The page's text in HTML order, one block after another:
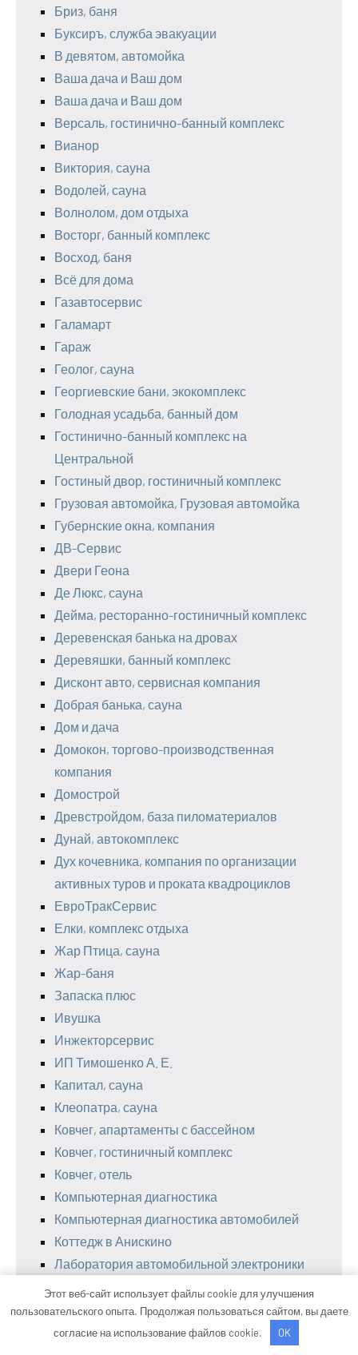
Бриз, баня
Буксиръ, служба эвакуации
В девятом, автомойка
Ваша дача и Ваш дом
Ваша дача и Ваш дом
Версаль, гостинично-банный комплекс
Вианор
Виктория, сауна
Водолей, сауна
Волнолом, дом отдыха
Восторг, банный комплекс
Восход, баня
Всё для дома
Газавтосервис
Галамарт
Гараж
Геолог, сауна
Георгиевские бани, экокомплекс
Голодная усадьба, банный дом
Гостинично-банный комплекс на
Центральной
Гостиный двор, гостиничный комплекс
Грузовая автомойка, Грузовая автомойка
Губернские окна, компания
ДВ-Сервис
Двери Геона
Де Люкс, сауна
Дейма, ресторанно-гостиничный комплекс
Деревенская банька на дровах
Деревяшки, банный комплекс
Дисконт авто, сервисная компания
Добрая банька, сауна
Дом и дача
Домокон, торгово-производственная
компания
Домострой
Древстройдом, база пиломатериалов
Дунай, автокомплекс
Дух кочевника, компания по организации
активных туров и проката квадроциклов
ЕвроТракСервис
Елки, комплекс отдыха
Жар Птица, сауна
Жар-баня
Запаска плюс
Ивушка
Инжекторсервис
ИП Тимошенко А. Е.
Капитал, сауна
Клеопатра, сауна
Ковчег, апартаменты с бассейном
Ковчег, гостиничный комплекс
Ковчег, отель
Компьютерная диагностика
Компьютерная диагностика автомобилей
Коттедж в Анискино
Лаборатория автомобильной электроники
Лагуна, сауна
Ладья, автосервис
Леруа Мерлен, гипермаркет строительных
Этот веб-сайт использует файлы cookie для улучшения
пользовательского опыта. Продолжая пользоваться сайтом, вы даете
согласие на использование файлов cookie.
OK